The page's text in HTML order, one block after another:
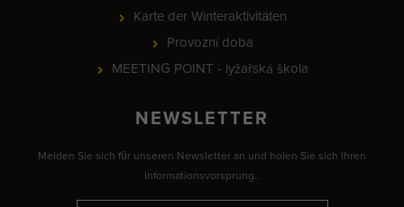
Karte der Winteraktivitäten
Provozní doba
MEETING POINT - lyžařská škola
NEWSLETTER
Melden Sie sich für unseren Newsletter an und holen Sie sich Ihren
Informationsvorsprung..